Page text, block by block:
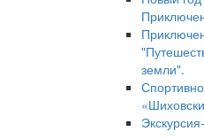
земли".